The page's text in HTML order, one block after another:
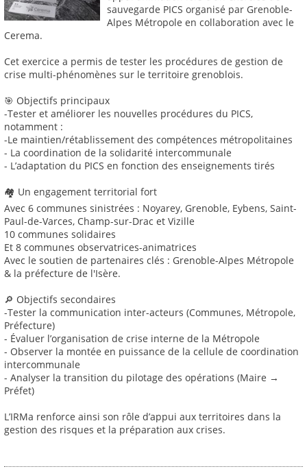
sauvegarde PICS organisé par Grenoble-
Alpes Métropole en collaboration avec le
Cerema.
Cet exercice a permis de tester les procédures de gestion de
crise multi-phénomènes sur le territoire grenoblois.
🎯 Objectifs principaux
-Tester et améliorer les nouvelles procédures du PICS,
notamment :
-Le maintien/rétablissement des compétences métropolitaines
- La coordination de la solidarité intercommunale
- L’adaptation du PICS en fonction des enseignements tirés
🏘 Un engagement territorial fort
Avec 6 communes sinistrées : Noyarey, Grenoble, Eybens, Saint-
Paul-de-Varces, Champ-sur-Drac et Vizille
10 communes solidaires
Et 8 communes observatrices-animatrices
Avec le soutien de partenaires clés : Grenoble-Alpes Métropole
& la préfecture de l'Isère.
🔎 Objectifs secondaires
-Tester la communication inter-acteurs (Communes, Métropole,
Préfecture)
- Évaluer l’organisation de crise interne de la Métropole
- Observer la montée en puissance de la cellule de coordination
intercommunale
- Analyser la transition du pilotage des opérations (Maire →
Préfet)
L’IRMa renforce ainsi son rôle d’appui aux territoires dans la
gestion des risques et la préparation aux crises.